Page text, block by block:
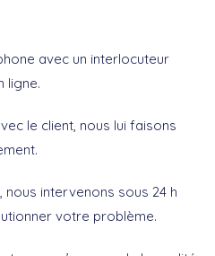
avec un interlocuteur
ligne.
le client, nous lui faisons
intervenons sous 24 h
votre problème.